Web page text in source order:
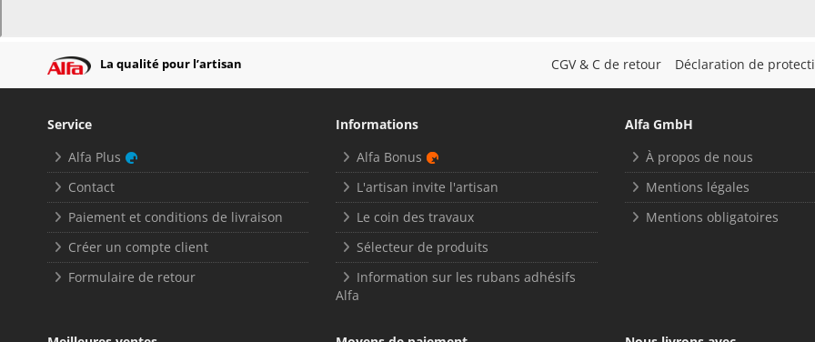
La qualité pour l’artisan CGV & C de retour Déclaration de
Service
Alfa Plus
Contact
Paiement et conditions de livraison
Créer un compte client
Formulaire de retour
Informations
Alfa Bonus
L'artisan invite l'artisan
Le coin des travaux
Sélecteur de produits
Information sur les rubans adhésifs
Alfa
Alfa GmbH
À propos de nous
Mentions légales
Mentions obligatoires